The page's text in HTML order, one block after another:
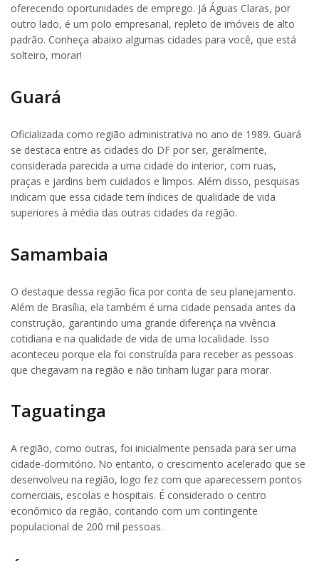
oferecendo oportunidades de emprego. Já Águas Claras, por
outro lado, é um polo empresarial, repleto de imóveis de alto
padrão. Conheça abaixo algumas cidades para você, que está
solteiro, morar!
Guará
Oficializada como região administrativa no ano de 1989. Guará
se destaca entre as cidades do DF por ser, geralmente,
considerada parecida a uma cidade do interior, com ruas,
praças e jardins bem cuidados e limpos. Além disso, pesquisas
indicam que essa cidade tem índices de qualidade de vida
superiores à média das outras cidades da região.
Samambaia
O destaque dessa região fica por conta de seu planejamento.
Além de Brasília, ela também é uma cidade pensada antes da
construção, garantindo uma grande diferença na vivência
cotidiana e na qualidade de vida de uma localidade. Isso
aconteceu porque ela foi construída para receber as pessoas
que chegavam na região e não tinham lugar para morar.
Taguatinga
A região, como outras, foi inicialmente pensada para ser uma
cidade-dormitório. No entanto, o crescimento acelerado que se
desenvolveu na região, logo fez com que aparecessem pontos
comerciais, escolas e hospitais. É considerado o centro
econômico da região, contando com um contingente
populacional de 200 mil pessoas.